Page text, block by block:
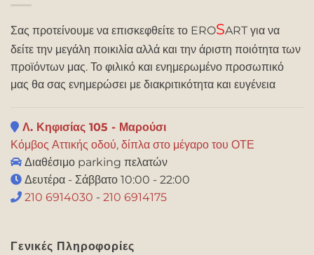
Σας προτείνουμε να επισκεφθείτε το EROSART για να
δείτε την μεγάλη ποικιλία αλλά και την άριστη ποιότητα των
προϊόντων μας. Το φιλικό και ενημερωμένο προσωπικό
μας θα σας ενημερώσει με διακριτικότητα και ευγένεια
Λ. Κηφισίας 105 - Μαρούσι
Κόμβος Αττικής οδού, δίπλα στο μέγαρο του ΟΤΕ
Διαθέσιμο parking πελατών
Δευτέρα - Σάββατο 10:00 - 22:00
210 6914030 - 210 6914175
Γενικές Πληροφορίες